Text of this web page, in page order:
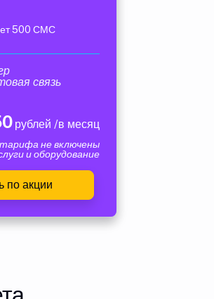
500 СМС
связь
рублей /в месяц
не включены
и оборудование
по акции